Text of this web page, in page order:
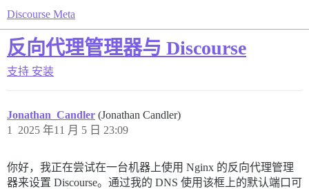
Discourse Meta
反向代理管理器与 Discourse
支持 安装
Jonathan_Candler (Jonathan Candler)
2025 年11 月 5 日 23:09
1
你好，我正在尝试在一台机器上使用 Nginx 的反向代理管理
器来设置 Discourse。通过我的 DNS 使用该框上的默认端口可